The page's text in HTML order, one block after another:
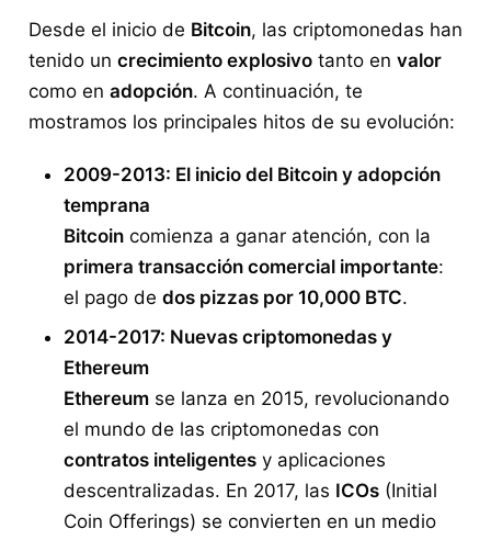
Desde el inicio de Bitcoin, las criptomonedas han
tenido un crecimiento explosivotanto en valor
como en adopción. A continuación, te
mostramos los principales hitos de su evolución:
2009-2013: El inicio del Bitcoin y adopción
temprana
Bitcoincomienza a ganar atención, con la
primera transacción comercial importante:
el pago de dos pizzas por 10,000 BTC.
2014-2017: Nuevas criptomonedas y
Ethereum
Ethereumse lanza en 2015, revolucionando
el mundo de las criptomonedas con
contratos inteligentesy aplicaciones
descentralizadas. En 2017, las ICOs(Initial
Coin Offerings) se convierten en un medio